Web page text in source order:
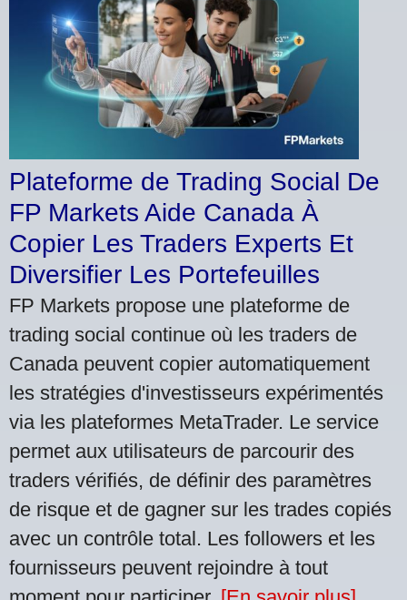
Plateforme de Trading Social De
FP Markets Aide Canada À
Copier Les Traders Experts Et
Diversifier Les Portefeuilles
FP Markets propose une plateforme de
trading social continue où les traders de
Canada peuvent copier automatiquement
les stratégies d'investisseurs expérimentés
via les plateformes MetaTrader. Le service
permet aux utilisateurs de parcourir des
traders vérifiés, de définir des paramètres
de risque et de gagner sur les trades copiés
avec un contrôle total. Les followers et les
fournisseurs peuvent rejoindre à tout